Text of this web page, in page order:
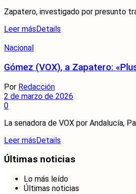
Zapatero, investigado por presunto
Leer más Details
Nacional
Gómez (VOX), a Zapatero:
Por Redacción
2 de marzo de 2026
0
La senadora de VOX por Andalucía,
Leer másDetails
Últimas noticias
Lo más leído
Últimas noticias